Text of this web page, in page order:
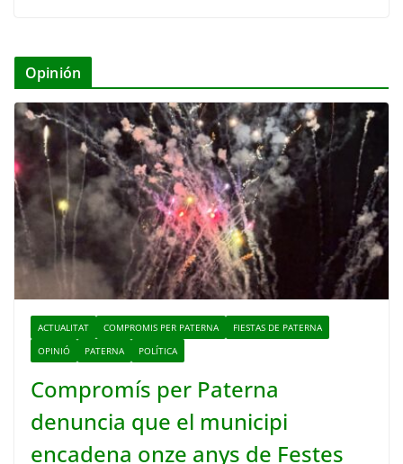
Opinión
ACTUALITAT COMPROMIS PER PATERNA
FIESTAS DE PATERNA
OPINIÓ
PATERNA POLÍTICA
Compromís per Paterna
denuncia que el municipi
encadena onze anys de Festes